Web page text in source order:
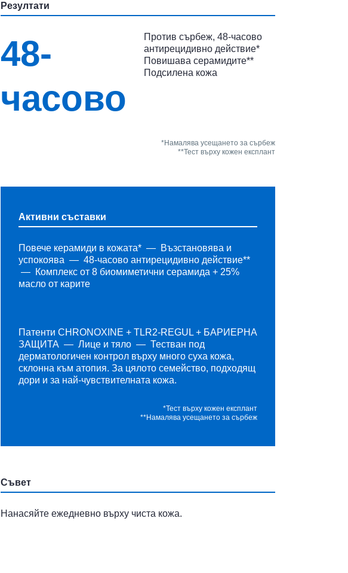
Резултати
48-
часово
Против сърбеж, 48-часово
антирецидивно действие*
Повишава серамидите**
Подсилена кожа
*Намалява усещането за сърбеж
**Тест върху кожен експлант
Активни съставки
Повече керамиди в кожата*
Възстановява и
успокоява
48-часово антирецидивно действие**
Комплекс от 8 биомиметични серамида + 25%
масло от карите
Патенти CHRONOXINE + TLR2-REGUL + БАРИЕРНА
ЗАЩИТА
Лице и тяло
Тестван под
дерматологичен контрол върху много суха кожа,
склонна към атопия. За цялото семейство, подходящ
дори и за най-чувствителната кожа.
*Тест върху кожен експлант
**Намалява усещането за сърбеж
Съвет
Нанасяйте ежедневно върху чиста кожа.